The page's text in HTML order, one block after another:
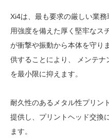
Xi4は、最も要求の厳しい業
用強度を備えた厚く堅牢なス
が衝撃や振動から本体を守り
供することにより、 メンテナ
を最小限に抑えます。
耐久性のあるメタル性プリン
提供し、プリントヘッド交換
ます。